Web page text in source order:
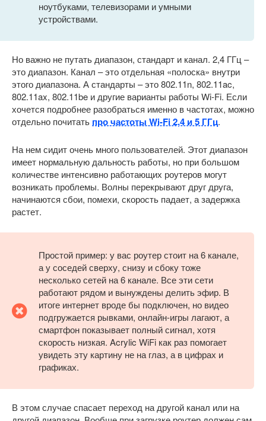
ноутбуками, телевизорами и умными
устройствами.
Но важно не путать диапазон, стандарт и канал. 2,4 ГГц –
это диапазон. Канал – это отдельная «полоска» внутри
этого диапазона. А стандарты – это 802.11n, 802.11ac,
802.11ax, 802.11be и другие варианты работы Wi-Fi. Если
хочется подробнее разобраться именно в частотах, можно
отдельно почитать про частоты Wi-Fi 2,4 и 5 ГГц.
На нем сидит очень много пользователей. Этот диапазон
имеет нормальную дальность работы, но при большом
количестве интенсивно работающих роутеров могут
возникать проблемы. Волны перекрывают друг друга,
начинаются сбои, помехи, скорость падает, а задержка
растет.
Простой пример: у вас роутер стоит на 6 канале,
а у соседей сверху, снизу и сбоку тоже
несколько сетей на 6 канале. Все эти сети
работают рядом и вынуждены делить эфир. В
итоге интернет вроде бы подключен, но видео
подгружается рывками, онлайн-игры лагают, а
смартфон показывает полный сигнал, хотя
скорость низкая. Acrylic WiFi как раз помогает
увидеть эту картину не на глаз, а в цифрах и
графиках.
В этом случае спасает переход на другой канал или на